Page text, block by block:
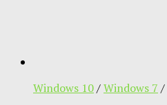
Windows 10/Windows 7 /